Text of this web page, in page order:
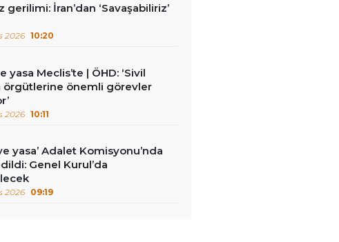
gerilimi: İran’dan ‘Savaşabiliriz’
2026 10:20
yasa Meclis’te | ÖHD: ‘Sivil
örgütlerine önemli görevler
2026 10:11
yasa’ Adalet Komisyonu’nda
Genel Kurul’da
2026 09:19